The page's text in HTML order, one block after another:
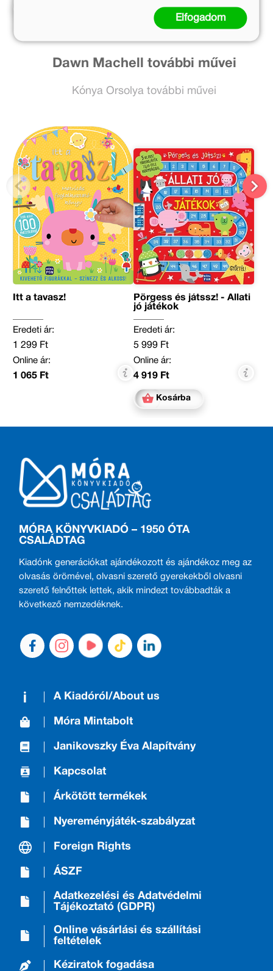
Kosárba
Dawn Machell további művei
Kónya Orsolya további művei
Itt a tavasz!
Eredeti ár:
1 299 Ft
Online ár:
1 065 Ft
Pörgess és játssz! - Állati
jó játékok
Eredeti ár:
5 999 Ft
Online ár:
4 919 Ft
Kosárba
MÓRA KÖNYVKIADÓ – 1950 ÓTA
CSALÁDTAG
Kiadónk generációkat ajándékozott és ajándékoz meg az
olvasás örömével, olvasni szerető gyerekekből olvasni
szerető felnőttek lettek, akik mindezt továbbadták a
következő nemzedéknek.
A Kiadóról/About us
Móra Mintabolt
Janikovszky Éva Alapítvány
Kapcsolat
Árkötött termékek
Nyereményjáték-szabályzat
Foreign Rights
ÁSZF
Adatkezelési és Adatvédelmi
Tájékoztató (GDPR)
Online vásárlási és szállítási
feltételek
Kéziratok fogadása
Elfogadom